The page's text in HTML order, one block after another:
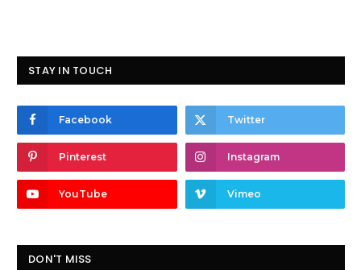
STAY IN TOUCH
Facebook Twitter
Pinterest Instagram
YouTube Vimeo
DON'T MISS